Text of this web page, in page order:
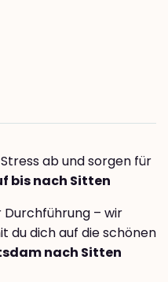
ab und sorgen für
bis nach Sitten
Durchführung – wir
du dich auf die schönen
nach Sitten